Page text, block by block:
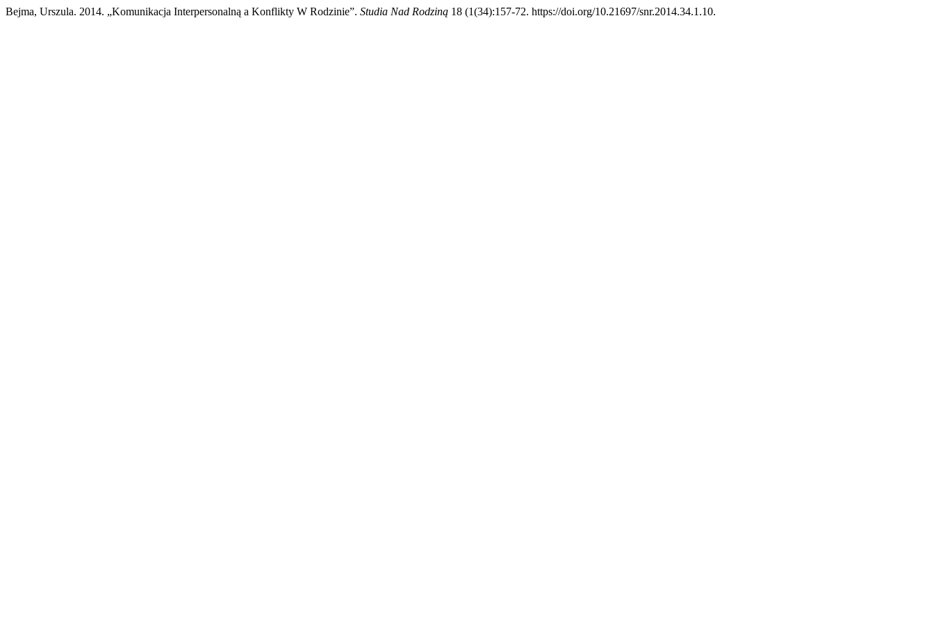
Bejma, Urszula. 2014. „Komunikacja Interpersonalną a Konflikty W Rodzinie”. Studia Nad Rodziną 18 (1(34):157-72. https://doi.org/10.21697/snr.2014.34.1.10.